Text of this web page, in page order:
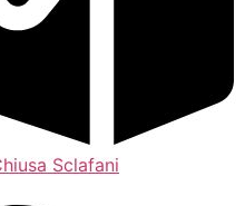
Sclafani